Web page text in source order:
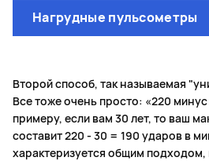
Нагрудные пульсометры
Второй способ, так называемая
Все тоже очень просто: «220
примеру, если вам 30 лет, то ваш
составит 220 - 30 = 190 ударов в
характеризуется общим подходом,